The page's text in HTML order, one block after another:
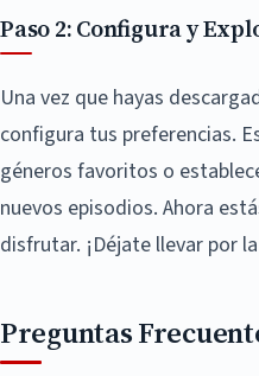
Paso 2: Configura y
Una vez que hayas
configura tus preferencias.
géneros favoritos o
nuevos episodios. Ahora
disfrutar. ¡Déjate llevar por
Preguntas